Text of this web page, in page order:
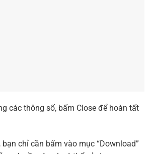
các thông số, bấm Close để hoàn tất
bạn chỉ cần bấm vào mục “Download”